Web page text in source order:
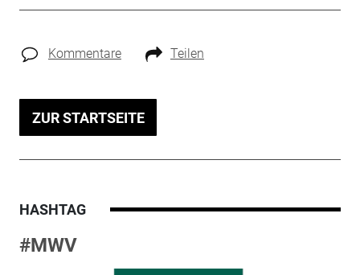
Kommentare Teilen
ZUR STARTSEITE
HASHTAG
#MWV